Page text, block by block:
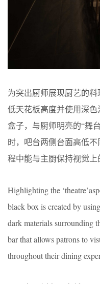
为突出厨师展现厨艺的
低天花板高度并使用深
盒子，与厨师明亮的“舞
时，吧台两侧台面高低
程中能与主厨保持视觉上
Highlighting the
black box is created by
dark materials surrounding
bar that allows patrons to
throughout their dining